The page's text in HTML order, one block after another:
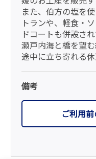
また、伯方の塩を
トランや、軽食・
ドコートも併設され
瀬戸内海と橋を望
途中に立ち寄れる休
備考
ご利用